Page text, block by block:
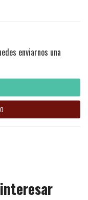
enviarnos una